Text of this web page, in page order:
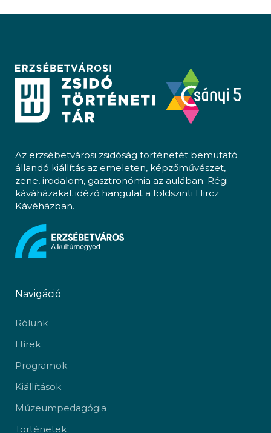
Az erzsébetvárosi zsidóság történetét bemutató
állandó kiállítás az emeleten, képzőművészet,
zene, irodalom, gasztronómia az aulában. Régi
káváházakat idéző hangulat a földszinti Hircz
Kávéházban.
Navigáció
Rólunk
Hírek
Programok
Kiállítások
Múzeumpedagógia
Történetek